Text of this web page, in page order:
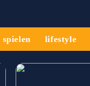
spielen lifestyle